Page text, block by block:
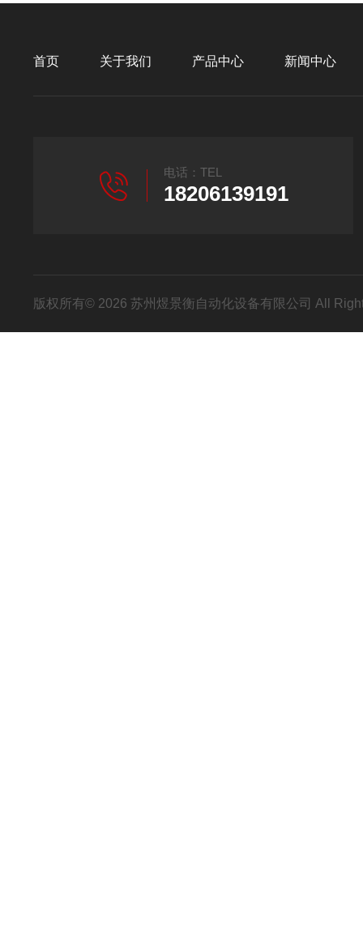
首页 关于我们 产品中心 新闻中心
电话：TEL
18206139191
版权所有© 2026 苏州煜景衡自动化设备有限公司 All